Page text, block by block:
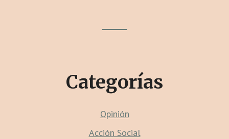
Categorías
Opinión
Acción Social